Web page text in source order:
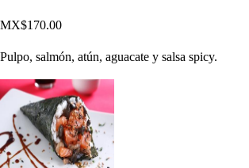
MX$170.00
Pulpo, salmón, atún, aguacate y salsa spicy.